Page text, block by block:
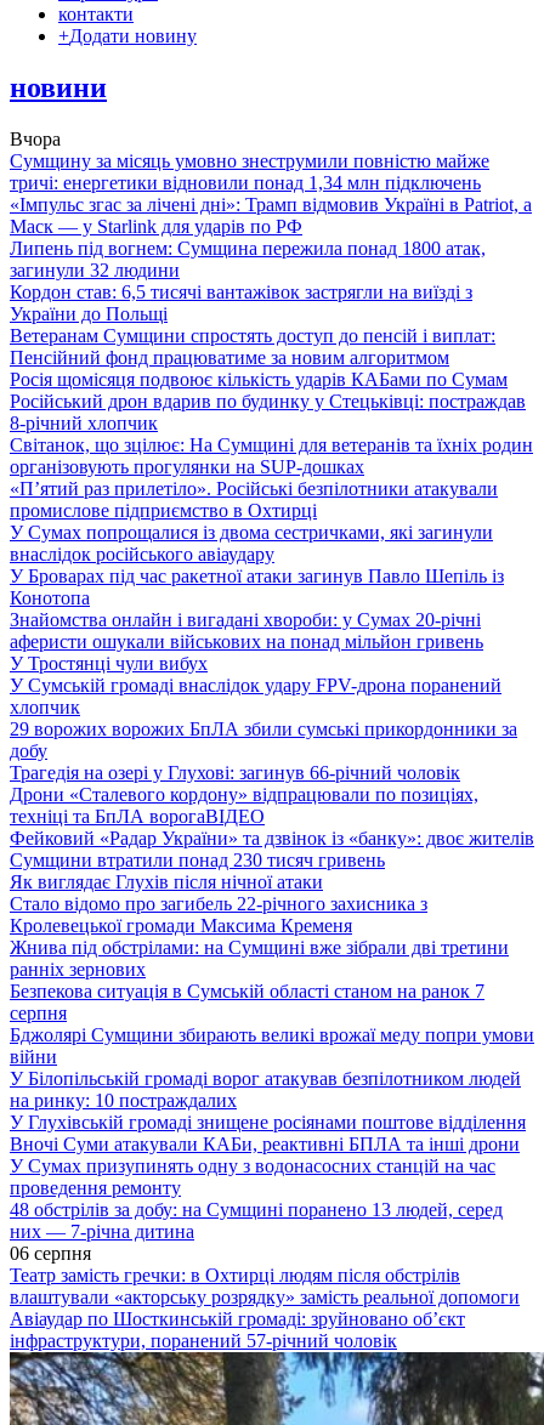
контакти
+Додати новину
новини
Вчора
Сумщину за місяць умовно знеструмили повністю майже
тричі: енергетики відновили понад 1,34 млн підключень
«Імпульс згас за лічені дні»: Трамп відмовив Україні в Patriot, а
Маск — у Starlink для ударів по РФ
Липень під вогнем: Сумщина пережила понад 1800 атак,
загинули 32 людини
Кордон став: 6,5 тисячі вантажівок застрягли на виїзді з
України до Польщі
Ветеранам Сумщини спростять доступ до пенсій і виплат:
Пенсійний фонд працюватиме за новим алгоритмом
Росія щомісяця подвоює кількість ударів КАБами по Сумам
Російський дрон вдарив по будинку у Стецьківці: постраждав
8-річний хлопчик
Світанок, що зцілює: На Сумщині для ветеранів та їхніх родин
організовують прогулянки на SUP-дошках
«П’ятий раз прилетіло». Російські безпілотники атакували
промислове підприємство в Охтирці
У Сумах попрощалися із двома сестричками, які загинули
внаслідок російського авіаудару
У Броварах під час ракетної атаки загинув Павло Шепіль із
Конотопа
Знайомства онлайн і вигадані хвороби: у Сумах 20-річні
аферисти ошукали військових на понад мільйон гривень
У Тростянці чули вибух
У Сумській громаді внаслідок удару FPV-дрона поранений
хлопчик
29 ворожих ворожих БпЛА збили сумські прикордонники за
добу
Трагедія на озері у Глухові: загинув 66-річний чоловік
Дрони «Сталевого кордону» відпрацювали по позиціях,
техніці та БпЛА ворогаВІДЕО
Фейковий «Радар України» та дзвінок із «банку»: двоє жителів
Сумщини втратили понад 230 тисяч гривень
Як виглядає Глухів після нічної атаки
Стало відомо про загибель 22-річного захисника з
Кролевецької громади Максима Кременя
Жнива під обстрілами: на Сумщині вже зібрали дві третини
ранніх зернових
Безпекова ситуація в Сумській області станом на ранок 7
серпня
Бджолярі Сумщини збирають великі врожаї меду попри умови
війни
У Білопільській громаді ворог атакував безпілотником людей
на ринку: 10 постраждалих
У Глухівській громаді знищене росіянами поштове відділення
Вночі Суми атакували КАБи, реактивні БПЛА та інші дрони
У Сумах призупинять одну з водонасосних станцій на час
проведення ремонту
48 обстрілів за добу: на Сумщині поранено 13 людей, серед
них — 7-річна дитина
06 серпня
Театр замість гречки: в Охтирці людям після обстрілів
влаштували «акторську розрядку» замість реальної допомоги
Авіаудар по Шосткинській громаді: зруйновано об’єкт
інфраструктури, поранений 57-річний чоловік